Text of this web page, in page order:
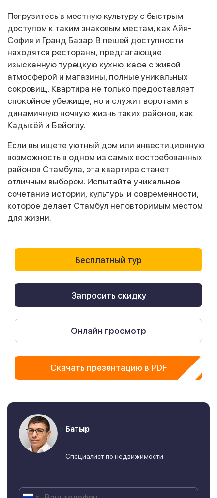
Погрузитесь в местную культуру с быстрым
доступом к таким знаковым местам, как Айя-
София и Гранд Базар. В пешей доступности
находятся рестораны, предлагающие
изысканную турецкую кухню, кафе с живой
атмосферой и магазины, полные уникальных
сокровищ. Квартира не только предоставляет
спокойное убежище, но и служит воротами в
динамичную ночную жизнь таких районов, как
Кадыкёй и Бейоглу.
Если вы ищете уютный дом или инвестиционную
возможность в одном из самых востребованных
районов Стамбула, эта квартира станет
отличным выбором. Испытайте уникальное
сочетание истории, культуры и современности,
которое делает Стамбул неповторимым местом
для жизни.
Бесплатный тур
Запросить скидку
Онлайн просмотр
Скачать презентацию в PDF
Батыр
Специалист по недвижимости